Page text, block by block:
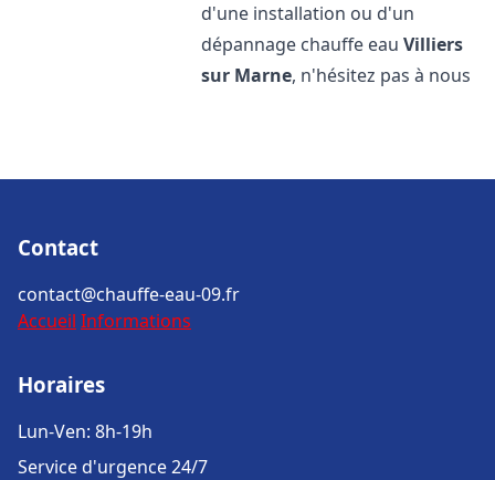
d'une installation ou d'un
dépannage chauffe eauVilliers
sur Marne, n'hésitez pas à nous
Contact
contact@chauffe-eau-09.fr
Accueil Informations
Horaires
Lun-Ven: 8h-19h
Service d'urgence 24/7